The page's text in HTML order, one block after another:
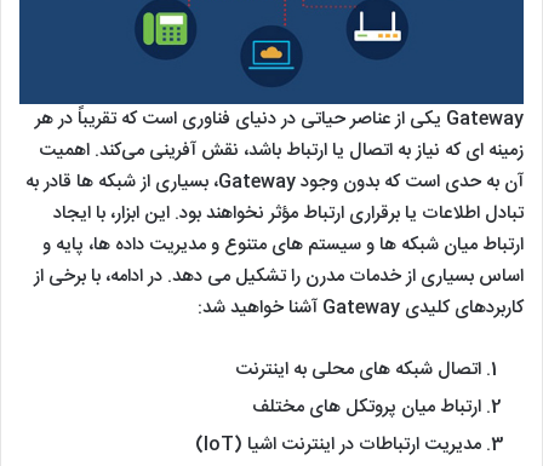
Gateway یکی از عناصر حیاتی در دنیای فناوری است که تقریباً در هر
زمینه ‌ای که نیاز به اتصال یا ارتباط باشد، نقش ‌آفرینی می‌کند. اهمیت
آن به حدی است که بدون وجود Gateway، بسیاری از شبکه‌ ها قادر به
تبادل اطلاعات یا برقراری ارتباط مؤثر نخواهند بود. این ابزار، با ایجاد
ارتباط میان شبکه ها و سیستم های متنوع و مدیریت داده ‌ها، پایه و
اساس بسیاری از خدمات مدرن را تشکیل می ‌دهد. در ادامه، با برخی از
کاربردهای کلیدی Gateway آشنا خواهید شد:
اتصال شبکه ‌های محلی به اینترنت
ارتباط میان پروتکل‌ های مختلف
مدیریت ارتباطات در اینترنت اشیا (IoT)